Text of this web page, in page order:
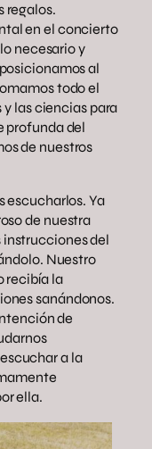
regalos.
en el concierto
necesario y
al
todo el
las ciencias para
profunda del
de nuestros
escucharlos. Ya
de nuestra
instrucciones del
Nuestro
recibía la
sanándonos.
de
a la
ella.